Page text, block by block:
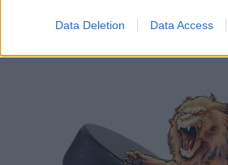
Data Deletion Data Access